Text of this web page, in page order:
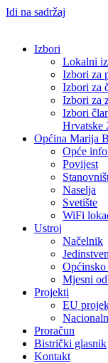
Idi na sadržaj
Izbori
Lokalni
Izbori za
Izbori za
Izbori za
Izbori
Hrvatske
Općina Marija
Opće
Povijest
Naselja
Svetište
WiFi
Ustroj
Načelnik
Mjesni
Projekti
EU
Proračun
Bistrički glasnik
Kontakt